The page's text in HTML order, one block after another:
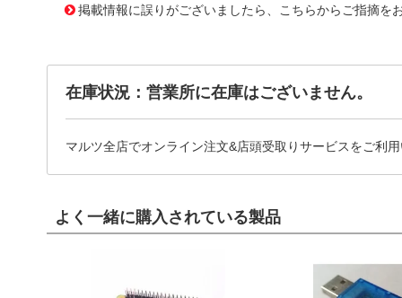
掲載情報に誤りがございましたら、こちらからご指摘を
在庫状況：営業所に在庫はございません。
マルツ全店でオンライン注文&店頭受取りサービスをご利用
よく一緒に購入されている製品